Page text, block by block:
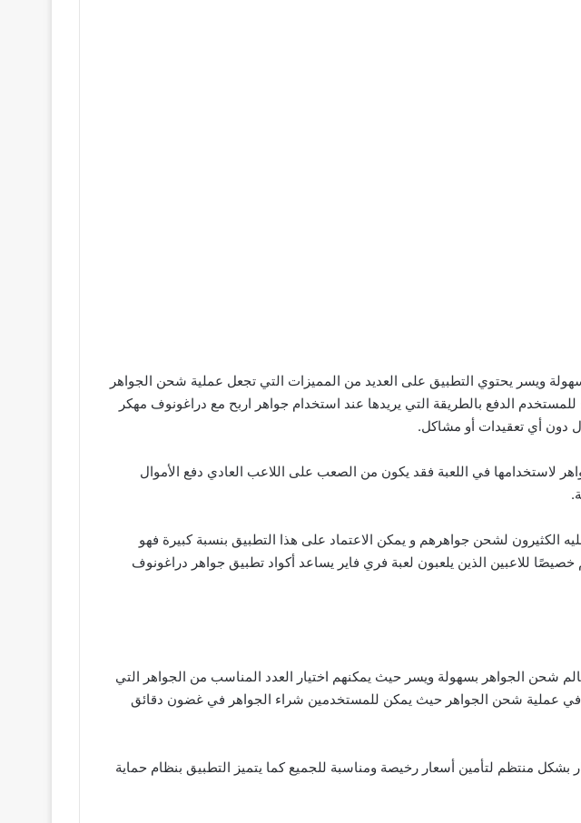
ويسر يحتوي التطبيق على العديد من المميزات التي تجعل عملية شحن الجواهر
الدفع بالطريقة التي يريدها عند استخدام جواهر اربح مع دراغونوف مهكر
دون أي تعقيدات أو مشاكل.
لاستخدامها في اللعبة فقد يكون من الصعب على اللاعب العادي دفع الأموال
الكثيرون لشحن جواهرهم و يمكن الاعتماد على هذا التطبيق بنسبة كبيرة فهو
للاعبين الذين يلعبون لعبة فري فاير يساعد أكواد تطبيق جواهر دراغونوف
شحن الجواهر بسهولة ويسر حيث يمكنهم اختيار العدد المناسب من الجواهر التي
في عملية شحن الجواهر حيث يمكن للمستخدمين شراء الجواهر في غضون دقائق
بشكل منتظم لتأمين أسعار رخيصة ومناسبة للجميع كما يتميز التطبيق بنظام حماية